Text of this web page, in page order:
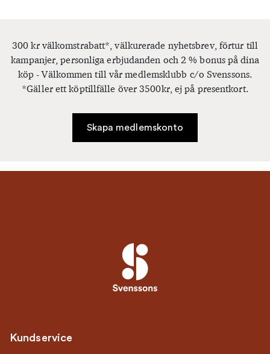
300 kr välkomstrabatt*, välkurerade nyhetsbrev, förtur till
kampanjer, personliga erbjudanden och 2 % bonus på dina
köp - Välkommen till vår medlemsklubb c/o Svenssons.
*Gäller ett köptillfälle över 3500kr, ej på presentkort.
Skapa medlemskonto
Kundservice